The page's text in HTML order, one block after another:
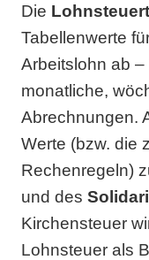
Die
Tabellenwerte
Arbeitslohn ab
monatliche,
Abrechnungen.
Werte (bzw. die
Rechenregeln)
und des
Kirchensteuer
Lohnsteuer als